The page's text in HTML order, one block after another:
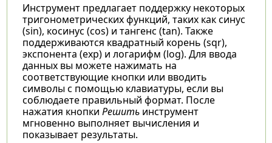
Инструмент предлагает поддержку некоторых
тригонометрических функций, таких как синус
(sin), косинус (cos) и тангенс (tan). Также
поддерживаются квадратный корень (sqr),
экспонента (exp) и логарифм (log). Для ввода
данных вы можете нажимать на
соответствующие кнопки или вводить
символы с помощью клавиатуры, если вы
соблюдаете правильный формат. После
нажатия кнопки Решитьинструмент
мгновенно выполняет вычисления и
показывает результаты.